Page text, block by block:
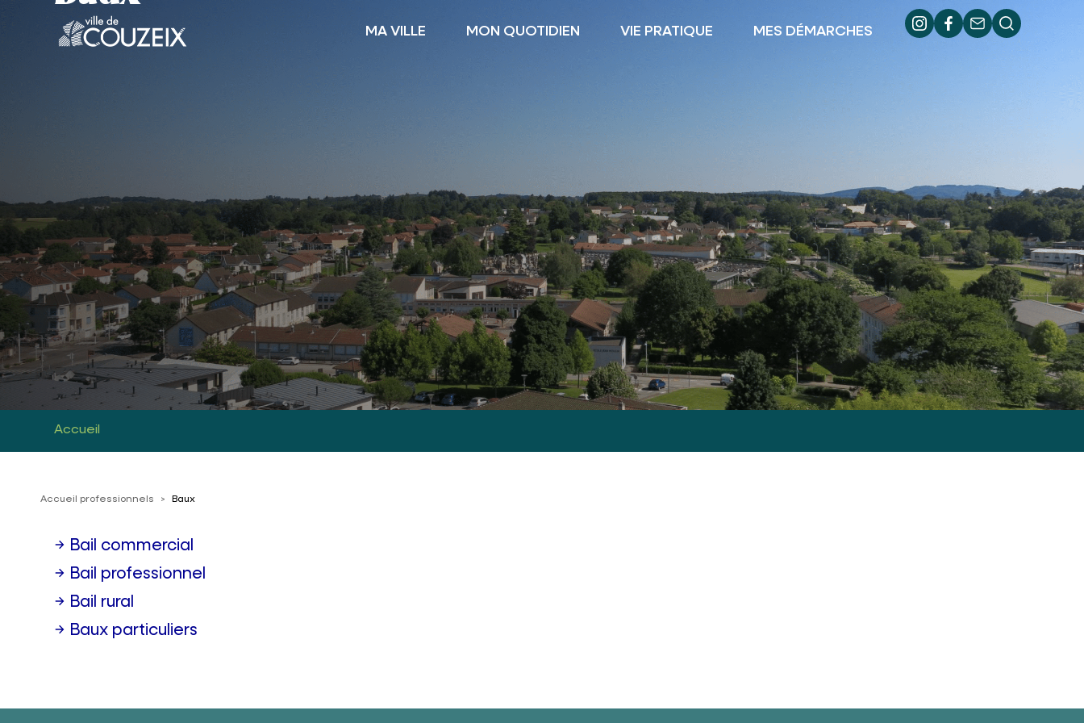
MA VILLE MON QUOTIDIEN VIE PRATIQUE MES DÉMARCHES
Accueil
Accueil professionnels > Baux
Bail commercial
Bail professionnel
Bail rural
Baux particuliers